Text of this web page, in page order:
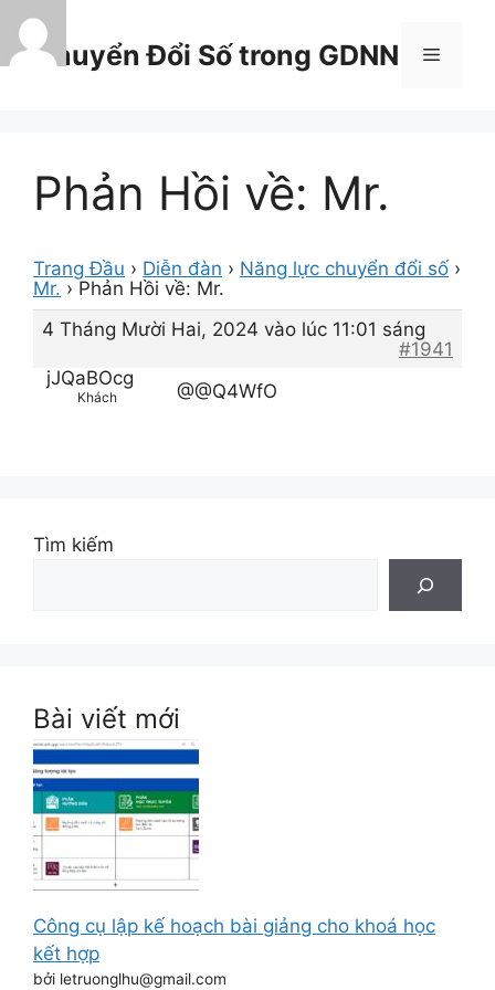
Chuyển
đến
nội
Chuyển Đổi Số trong GDNN Menu
Phản Hồi về: Mr.
Trang Đầu › Diễn đàn › Năng lực chuyển đổi số ›
Mr. › Phản Hồi về: Mr.
4 Tháng Mười Hai, 2024 vào lúc 11:01 sáng
#1941
jJQaBOcg
Khách @@Q4WfO
Tìm kiếm
Bài viết mới
Công cụ lập kế hoạch bài giảng cho khoá học
kết hợp
bởi letruonglhu@gmail.com